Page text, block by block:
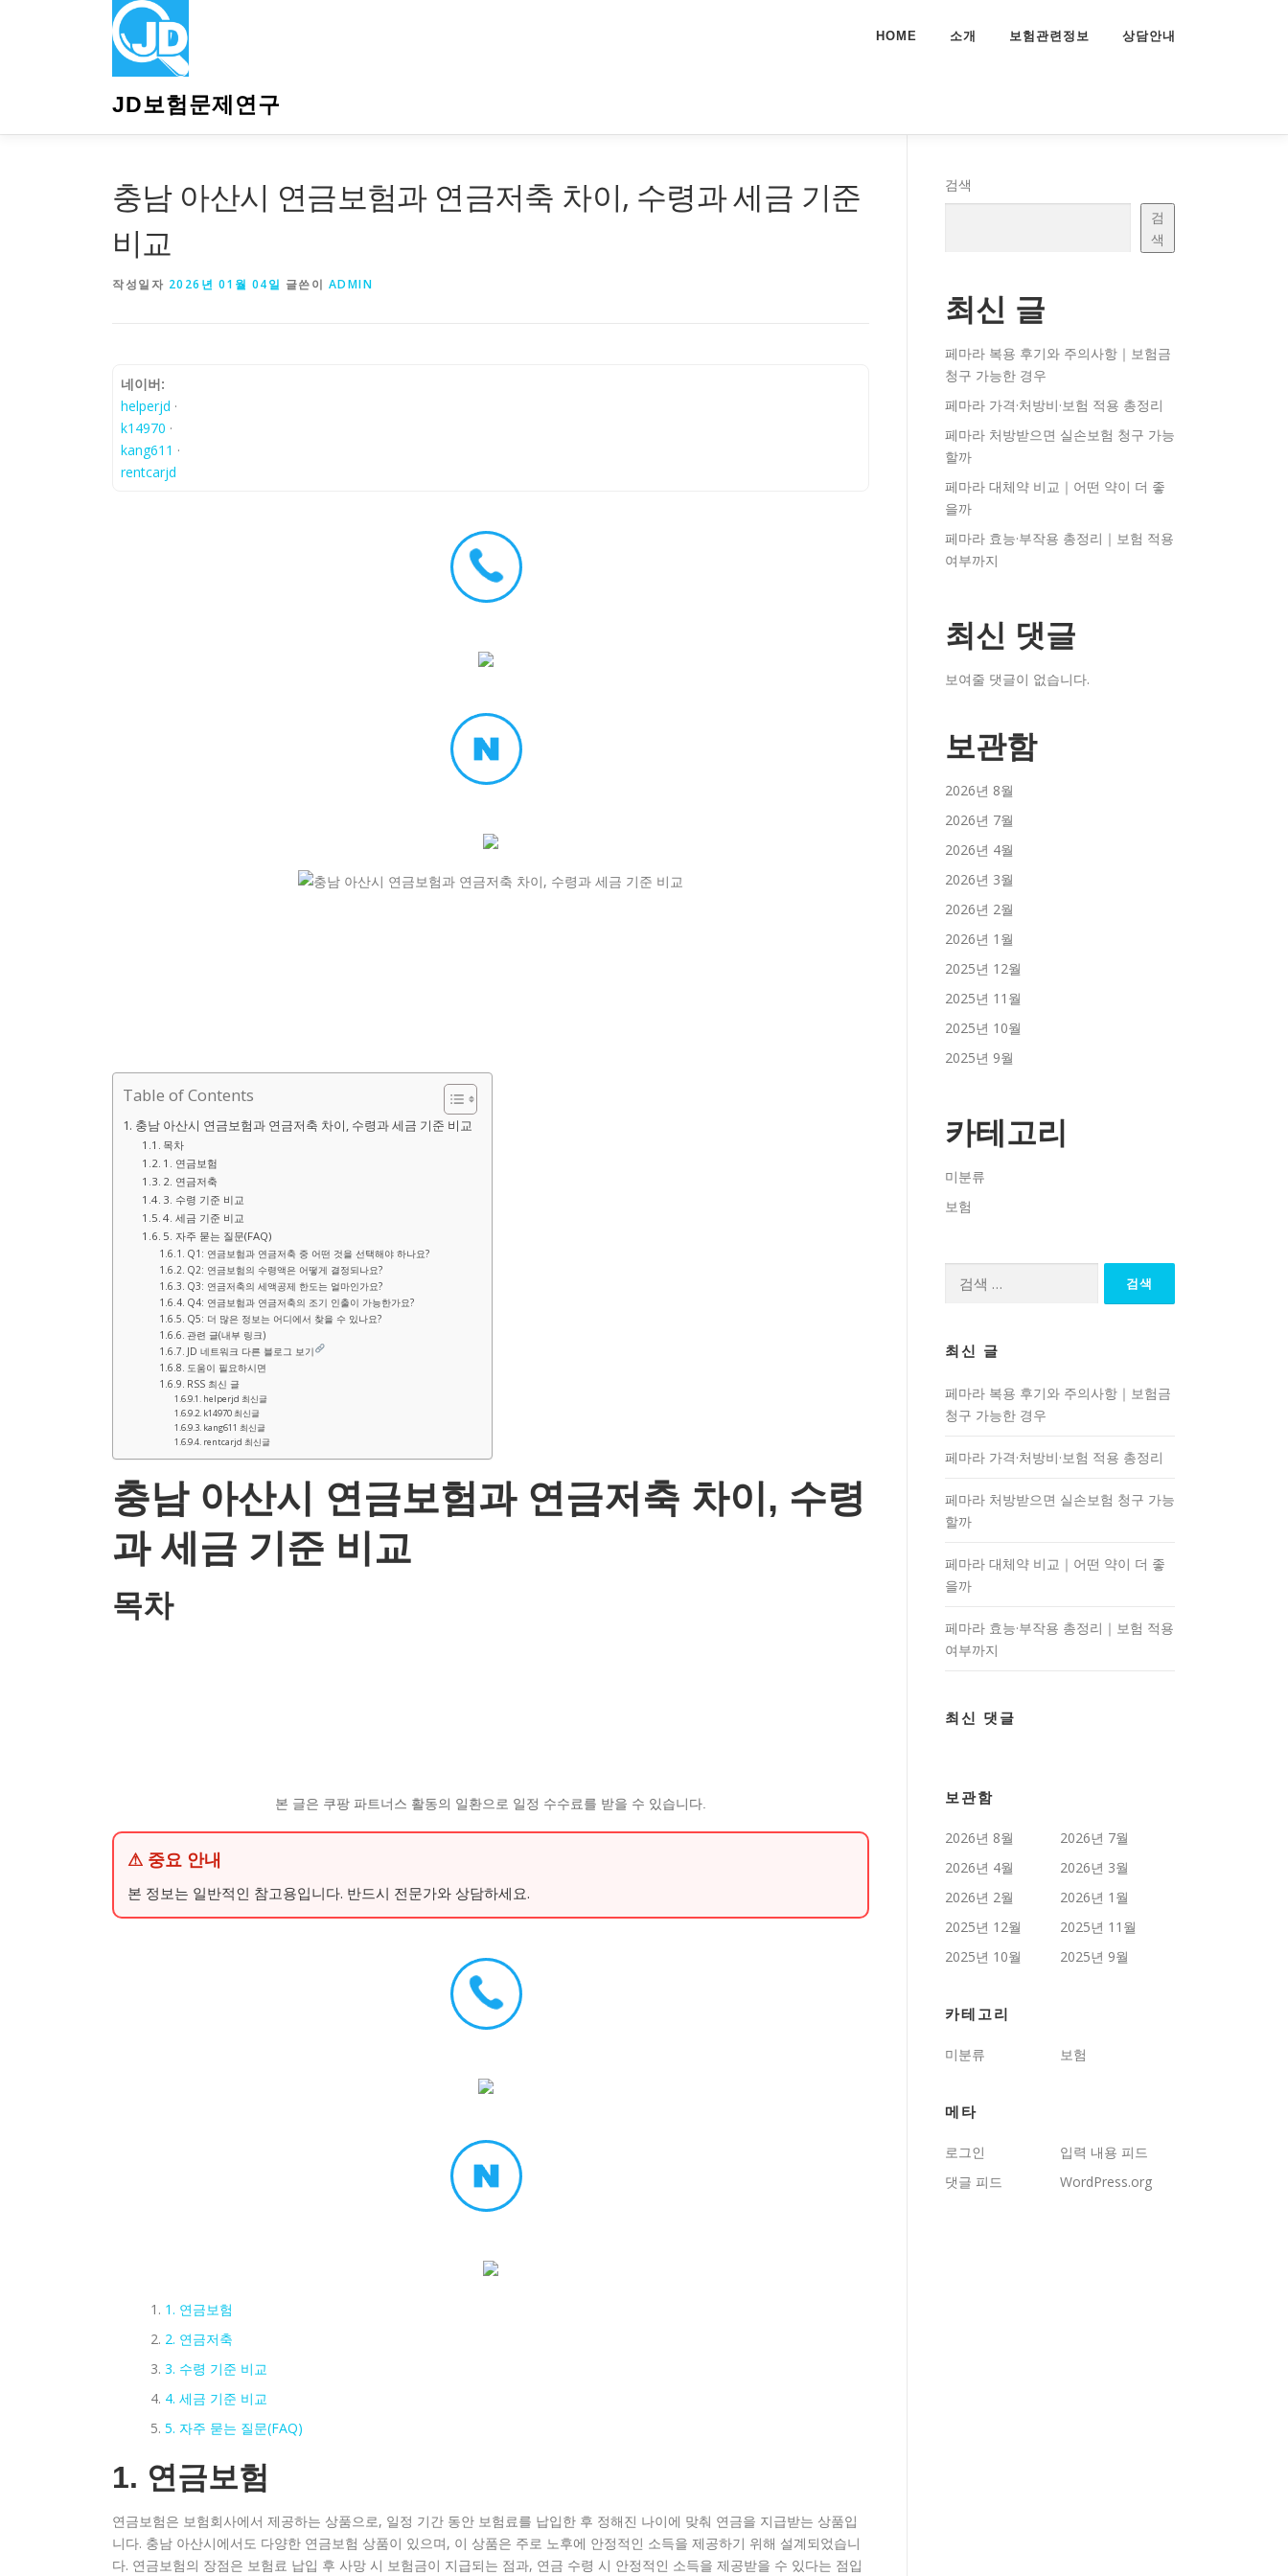
JD보험문제연구
HOME 소개 보험관련정보 상담안내
충남 아산시 연금보험과 연금저축 차이, 수령과 세금 기준
비교
작성일자 2026년 01월 04일 글쓴이 ADMIN
네이버:
helperjd ·
k14970 ·
kang611 ·
rentcarjd
Table of Contents
충남 아산시 연금보험과 연금저축 차이, 수령과 세금 기준 비교
목차
1. 연금보험
2. 연금저축
3. 수령 기준 비교
4. 세금 기준 비교
5. 자주 묻는 질문(FAQ)
Q1: 연금보험과 연금저축 중 어떤 것을 선택해야 하나요?
Q2: 연금보험의 수령액은 어떻게 결정되나요?
Q3: 연금저축의 세액공제 한도는 얼마인가요?
Q4: 연금보험과 연금저축의 조기 인출이 가능한가요?
Q5: 더 많은 정보는 어디에서 찾을 수 있나요?
관련 글(내부 링크)
JD 네트워크 다른 블로그 보기
도움이 필요하시면
RSS 최신 글
helperjd 최신글
k14970 최신글
kang611 최신글
rentcarjd 최신글
충남 아산시 연금보험과 연금저축 차이, 수령
과 세금 기준 비교
목차
본 글은 쿠팡 파트너스 활동의 일환으로 일정 수수료를 받을 수 있습니다.
⚠ 중요 안내
본 정보는 일반적인 참고용입니다. 반드시 전문가와 상담하세요.
1. 연금보험
2. 연금저축
3. 수령 기준 비교
4. 세금 기준 비교
5. 자주 묻는 질문(FAQ)
1. 연금보험
연금보험은 보험회사에서 제공하는 상품으로, 일정 기간 동안 보험료를 납입한 후 정해진 나이에 맞춰 연금을 지급받는 상품입
니다. 충남 아산시에서도 다양한 연금보험 상품이 있으며, 이 상품은 주로 노후에 안정적인 소득을 제공하기 위해 설계되었습니
다. 연금보험의 장점은 보험료 납입 후 사망 시 보험금이 지급되는 점과, 연금 수령 시 안정적인 소득을 제공받을 수 있다는 점입
검색
검
색
최신 글
페마라 복용 후기와 주의사항｜보험금
청구 가능한 경우
페마라 가격·처방비·보험 적용 총정리
페마라 처방받으면 실손보험 청구 가능
할까
페마라 대체약 비교｜어떤 약이 더 좋
을까
페마라 효능·부작용 총정리｜보험 적용
여부까지
최신 댓글
보여줄 댓글이 없습니다.
보관함
2026년 8월
2026년 7월
2026년 4월
2026년 3월
2026년 2월
2026년 1월
2025년 12월
2025년 11월
2025년 10월
2025년 9월
카테고리
미분류
보험
최신 글
페마라 복용 후기와 주의사항｜보험금
청구 가능한 경우
페마라 가격·처방비·보험 적용 총정리
페마라 처방받으면 실손보험 청구 가능
할까
페마라 대체약 비교｜어떤 약이 더 좋
을까
페마라 효능·부작용 총정리｜보험 적용
여부까지
최신 댓글
보관함
2026년 8월
2026년 7월
2026년 4월
2026년 3월
2026년 2월
2026년 1월
2025년 12월
2025년 11월
2025년 10월
2025년 9월
카테고리
미분류 보험
메타
로그인
입력 내용 피드
댓글 피드
WordPress.org